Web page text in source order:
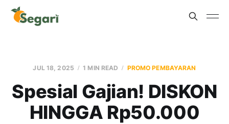
JUL 18, 2025 1 MIN READ PROMO PEMBAYARAN
Spesial Gajian! DISKON
HINGGA Rp50.000